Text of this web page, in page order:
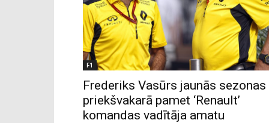
F1
Frederiks Vasūrs jaunās sezonas
priekšvakarā pamet ‘Renault’
komandas vadītāja amatu